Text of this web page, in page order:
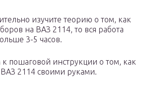
изучите теорию о том, как
на ВАЗ 2114, то вся работа
3-5 часов.
пошаговой инструкции о том, как
ВАЗ 2114 своими руками.